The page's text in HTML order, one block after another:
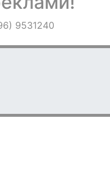
9531240